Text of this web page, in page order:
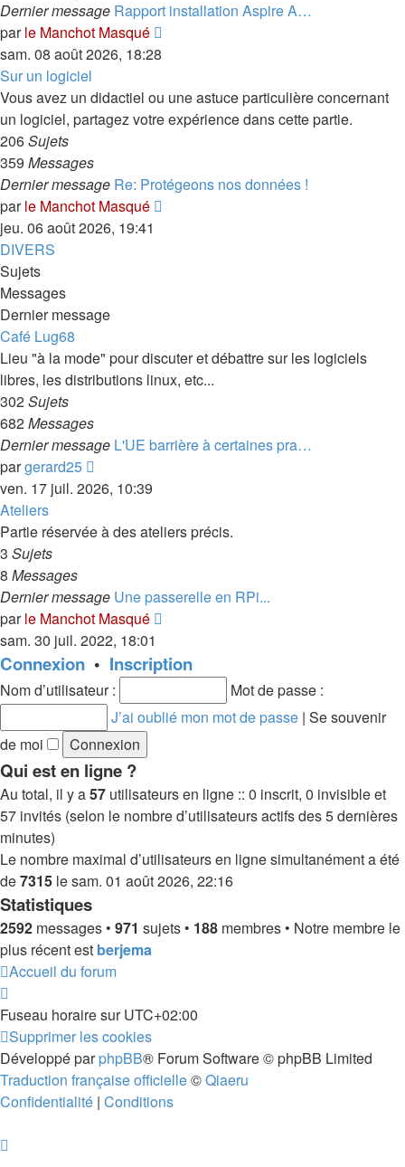
Dernier message Rapport installation Aspire A…
parle Manchot Masqué
message
sam. 08 août 2026, 18:28
Sur un logiciel
Vous avez un didactiel ou une astuce particulière concernant
un logiciel, partagez votre expérience dans cette partie.
206Sujets
359 Messages
Dernier message Re: Protégeons nos données !
parle Manchot Masqué
jeu. 06 août 2026, 19:41
DIVERS
Sujets
Messages
Dernier message
Café Lug68
Lieu "à la mode" pour discuter et débattre sur les logiciels
libres, les distributions linux, etc...
302Sujets
682Messages
Dernier message L'UE barrière à certaines pra…
pargerard25
le
message
ven. 17 juil. 2026, 10:39
Ateliers
Partie réservée à des ateliers précis.
3 Sujets
8 Messages
Dernier message Une passerelle en RPi...
parle Manchot Masqué
dernier
message
sam. 30 juil. 2022, 18:01
Connexion • Inscription
Nom d’utilisateur :
Mot de passe :
J’ai oublié mon mot de passe | Se souvenir
de moi
Qui est en ligne ?
Au total, il y a57 utilisateurs en ligne :: 0 inscrit, 0 invisible et
57 invités (selon le nombre d’utilisateurs actifs des 5 dernières
minutes)
Le nombre maximal d’utilisateurs en ligne simultanément a été
de7315 le sam. 01 août 2026, 22:16
Statistiques
2592 messages • 971 sujets • 188 membres • Notre membre le
plus récent est berjema
Accueil du forum
Fuseau horaire surUTC+02:00
Supprimer les cookies
Développé parphpBB® Forum Software © phpBB Limited
Traduction française officielle©Qiaeru
Confidentialité | Conditions